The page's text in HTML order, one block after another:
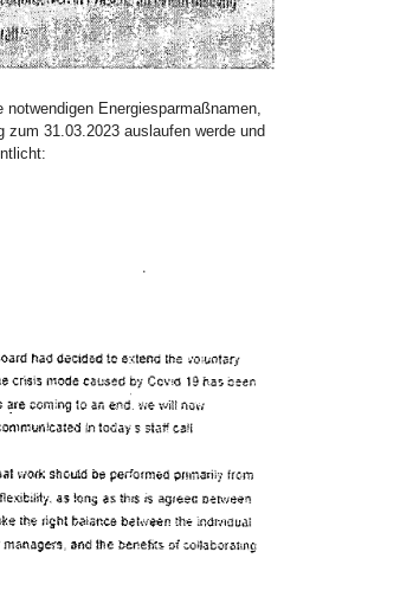
Energiesparmaßnamen,
31.03.2023 auslaufen werde und